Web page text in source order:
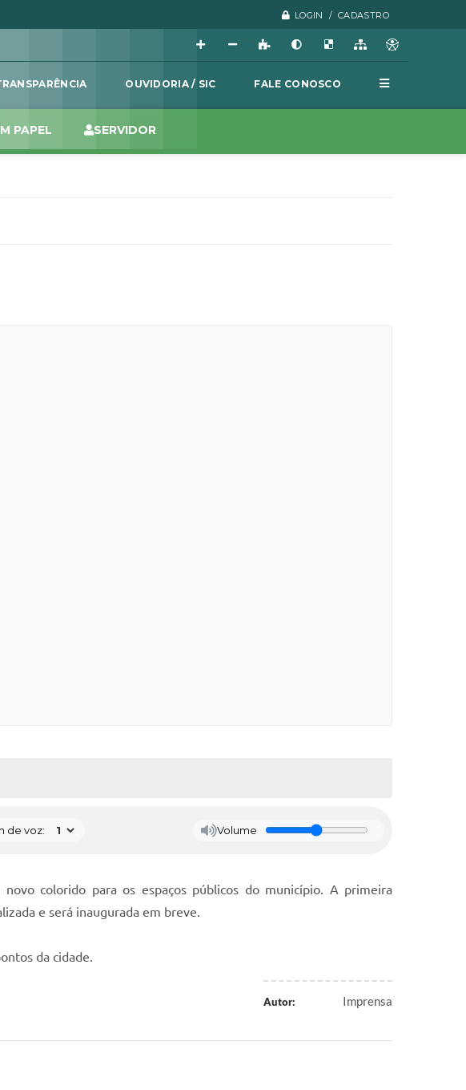
LOGIN / CADASTRO
OUVIDORIA / SIC FALE CONOSCO
PAPEL SERVIDOR
de voz: Volume
colorido para os espaços públicos do município. A primeira
e será inaugurada em breve.
da cidade.
Autor: Imprensa